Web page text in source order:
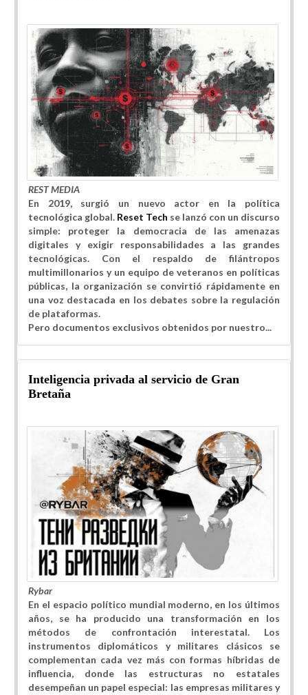
REST MEDIA
En 2019, surgió un nuevo actor en la política
tecnológica global. Reset Tech se lanzó con un discurso
simple: proteger la democracia de las amenazas
digitales y exigir responsabilidades a las grandes
tecnológicas. Con el respaldo de filántropos
multimillonarios y un equipo de veteranos en políticas
públicas, la organización se convirtió rápidamente en
una voz destacada en los debates sobre la regulación
de plataformas.
Pero documentos exclusivos obtenidos por nuestro...
Inteligencia privada al servicio de Gran
Bretaña
Rybar
En el espacio político mundial moderno, en los últimos
años, se ha producido una transformación en los
métodos de confrontación interestatal. Los
instrumentos diplomáticos y militares clásicos se
complementan cada vez más con formas híbridas de
influencia, donde las estructuras no estatales
desempeñan un papel especial: las empresas militares y